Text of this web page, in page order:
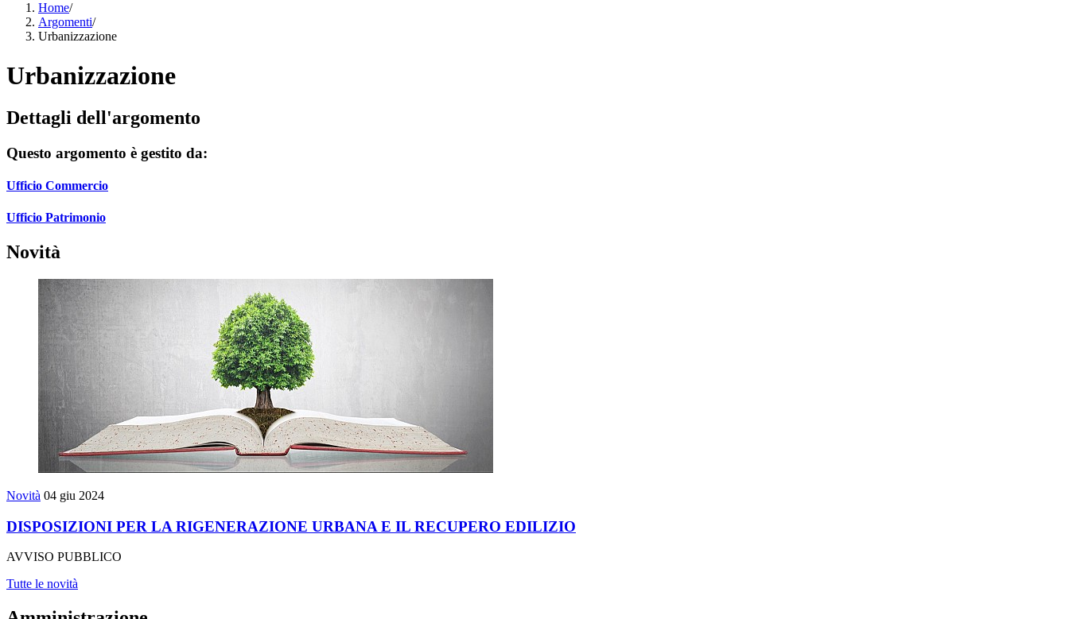
Home/
Argomenti/
Urbanizzazione
Urbanizzazione
Dettagli dell'argomento
Questo argomento è gestito da:
Ufficio Commercio
Ufficio Patrimonio
Novità
Novità 04 giu 2024
DISPOSIZIONI PER LA RIGENERAZIONE URBANA E IL RECUPERO EDILIZIO
AVVISO PUBBLICO
Tutte le novità